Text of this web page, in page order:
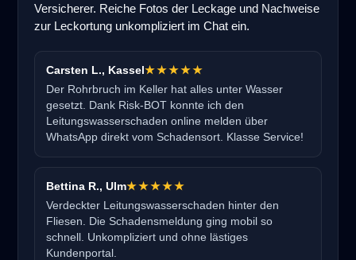
Versicherer. Reiche Fotos der Leckage und Nachweise
zur Leckortung unkompliziert im Chat ein.
Carsten L., Kassel★★★★★
Der Rohrbruch im Keller hat alles unter Wasser
gesetzt. Dank Risk-BOT konnte ich den
Leitungswasserschaden online melden über
WhatsApp direkt vom Schadensort. Klasse Service!
Bettina R., Ulm★★★★★
Verdeckter Leitungswasserschaden hinter den
Fliesen. Die Schadensmeldung ging mobil so
schnell. Unkompliziert und ohne lästiges
Kundenportal.